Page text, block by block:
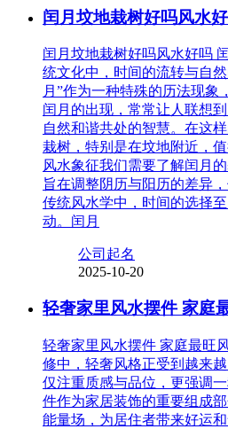
闰月坟地栽树好吗风水
闰月坟地栽树好吗风水好吗
统文化中，时间的流转与自
月”作为一种特殊的历法现象
闰月的出现，常常让人联想
自然和谐共处的智慧。在这
栽树，特别是在坟地附近，
风水象征我们需要了解闰月
旨在调整阴历与阳历的差异
传统风水学中，时间的选择
动。闰月
公司起名
2025-10-20
轻奢家里风水摆件 家庭
轻奢家里风水摆件 家庭最旺
修中，轻奢风格正受到越来
仅注重质感与品位，更强调
件作为家居装饰的重要组成
能量场，为居住者带来好运